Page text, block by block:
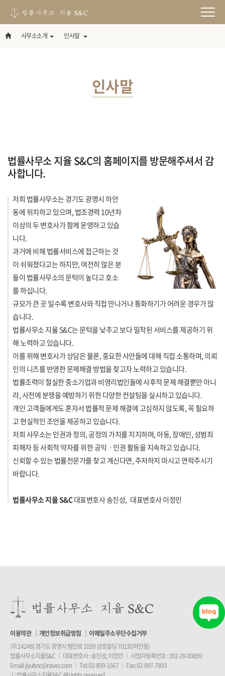
사무소소개 인사말
인사말
법률사무소 지율 S&C의 홈페이지를 방문해주셔서 감
사합니다.
저희 법률사무소는 경기도 광명시 하안
동에 위치하고 있으며, 법조경력 10년차
이상의 두 변호사가 함께 운영하고 있습
니다.
과거에 비해 법률서비스에 접근하는 것
이 쉬워졌다고는 하지만, 여전히 많은 분
들이 법률사무소의 문턱이 높다고 호소
를 하십니다.
규모가 큰 곳 일수록 변호사와 직접 만나거나 통화하기가 어려운 경우가 많
습니다.
법률사무소 지율 S&C는 문턱을 낮추고 보다 밀착된 서비스를 제공하기 위
해 노력하고 있습니다.
이를 위해 변호사가 상담은 물론, 중요한 사안들에 대해 직접 소통하며, 의뢰
인의 니즈를 반영한 문제해결 방법을 찾고자 노력하고 있습니다.
법률조력이 절실한 중소기업과 비영리법인들에 사후적 문제 해결뿐만 아니
라, 사전에 분쟁을 예방하기 위한 다양한 컨설팅을 실시하고 있습니다.
개인 고객들에게도 혼자서 법률적 문제 해결에 고심하지 않도록, 꼭 필요하
고 현실적인 조언을 제공하고 있습니다.
저희 사무소는 인권과 정의, 공정의 가치를 지지하며, 아동, 장애인, 성범죄
피해자 등 사회적 약자를 위한 공익ㆍ인권 활동을 지속하고 있습니다.
신뢰할 수 있는 법률전문가를 찾고 계신다면, 주저하지 마시고 연락주시기
바랍니다.
법률사무소 지율 S&C대표변호사 송진성, 대표변호사 이정민
이용약관 개인정보취급방침
이메일주소무단수집거부
(우:14248) 경기도 광명시 범안로 1039 삼호빌딩 701호(하안동)
법률사무소지율S&C
대표변호사 : 송진성, 이정민
사업자등록번호 : 392-28-00859
Email:jiyulsnc@naver.com Tel:02-899-1667
Fax: 02-897-7893